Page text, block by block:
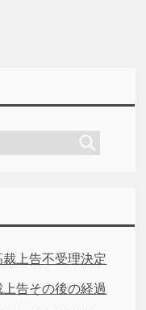
上告不受理決定
告その後の経過